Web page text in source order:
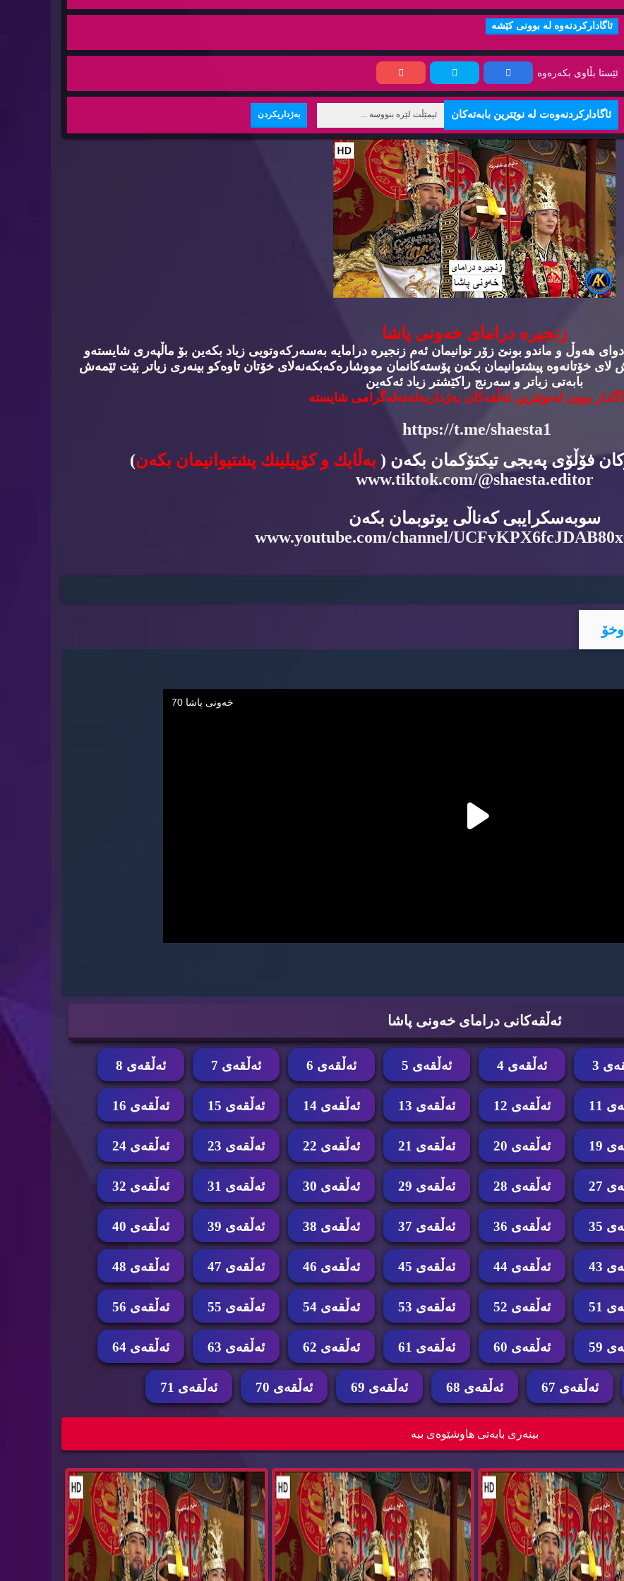
ئاگاداركردنه‌وه‌ له‌ بوونی كێشه‌
ئێستا بڵاوی بكه‌ره‌وه‌
ئاگاداركردنه‌وه‌ت له‌ نوێترین بابه‌ته‌كان
زنجیره‌ درامای خه‌ونی پاشا
هه‌وڵ و ماندو بونێ زۆر توانیمان ئه‌م زنجیره‌ درامایه‌ به‌سه‌ركه‌وتویی زیاد بكه‌ین بۆ ماڵپه‌ری شایسته‌و
لای خۆتانه‌وه‌ پیشتوانیمان بكه‌ن پۆسته‌كانمان مووشاره‌كه‌بكه‌نه‌لای خۆتان تاوه‌كو بینه‌ری زیاتر بێت ئێمه‌ش
بابه‌تی زیاتر و سه‌رنج راكێشتر زیاد ئه‌كه‌ین
بوون له‌نوێترین ئه‌ڵقه‌كان به‌ژداربه‌له‌ته‌له‌گرامی شایسته‌
https://t.me/shaesta1
فۆڵۆی په‌یجی تیكتۆكمان بكه‌ن ( به‌ڵایك و كۆپیلینك پشتیوانیمان بكه‌ن)
www.tiktok.com/@shaesta.editor
سوبه‌سكرایبی كه‌ناڵی یوتوبمان بكه‌ن
www.youtube.com/channel/
ئه‌ڵقه‌كانی درامای خه‌ونی پاشا
3 ئه‌ڵقه‌ی 4 ئه‌ڵقه‌ی 5 ئه‌ڵقه‌ی 6 ئه‌ڵقه‌ی 7 ئه‌ڵقه‌ی 8
11 ئه‌ڵقه‌ی 12 ئه‌ڵقه‌ی 13 ئه‌ڵقه‌ی 14 ئه‌ڵقه‌ی 15 ئه‌ڵقه‌ی 16
19 ئه‌ڵقه‌ی 20 ئه‌ڵقه‌ی 21 ئه‌ڵقه‌ی 22 ئه‌ڵقه‌ی 23 ئه‌ڵقه‌ی 24
27 ئه‌ڵقه‌ی 28 ئه‌ڵقه‌ی 29 ئه‌ڵقه‌ی 30 ئه‌ڵقه‌ی 31 ئه‌ڵقه‌ی 32
35 ئه‌ڵقه‌ی 36 ئه‌ڵقه‌ی 37 ئه‌ڵقه‌ی 38 ئه‌ڵقه‌ی 39 ئه‌ڵقه‌ی 40
43 ئه‌ڵقه‌ی 44 ئه‌ڵقه‌ی 45 ئه‌ڵقه‌ی 46 ئه‌ڵقه‌ی 47 ئه‌ڵقه‌ی 48
51 ئه‌ڵقه‌ی 52 ئه‌ڵقه‌ی 53 ئه‌ڵقه‌ی 54 ئه‌ڵقه‌ی 55 ئه‌ڵقه‌ی 56
59 ئه‌ڵقه‌ی 60 ئه‌ڵقه‌ی 61 ئه‌ڵقه‌ی 62 ئه‌ڵقه‌ی 63 ئه‌ڵقه‌ی 64
ئه‌ڵقه‌ی 67 ئه‌ڵقه‌ی 68 ئه‌ڵقه‌ی 69 ئه‌ڵقه‌ی 70 ئه‌ڵقه‌ی 71
بینه‌ری بابه‌تی هاوشێوه‌ی ببه‌
زنجیره‌ درامای خه‌ونی پاشا ئه‌ڵقه‌ی 66 dramay
زنجیره‌ درامای خه‌ونی پاشا ئه‌ڵقه‌ی 65 dramay
زنجیره‌ درامای خه‌ونی پاشا ئه‌ڵقه‌ی 64 dramay